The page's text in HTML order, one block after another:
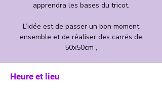
apprendra les bases du tricot.
L’idée est de passer un bon moment
ensemble et de réaliser des carrés de
Heure et lieu